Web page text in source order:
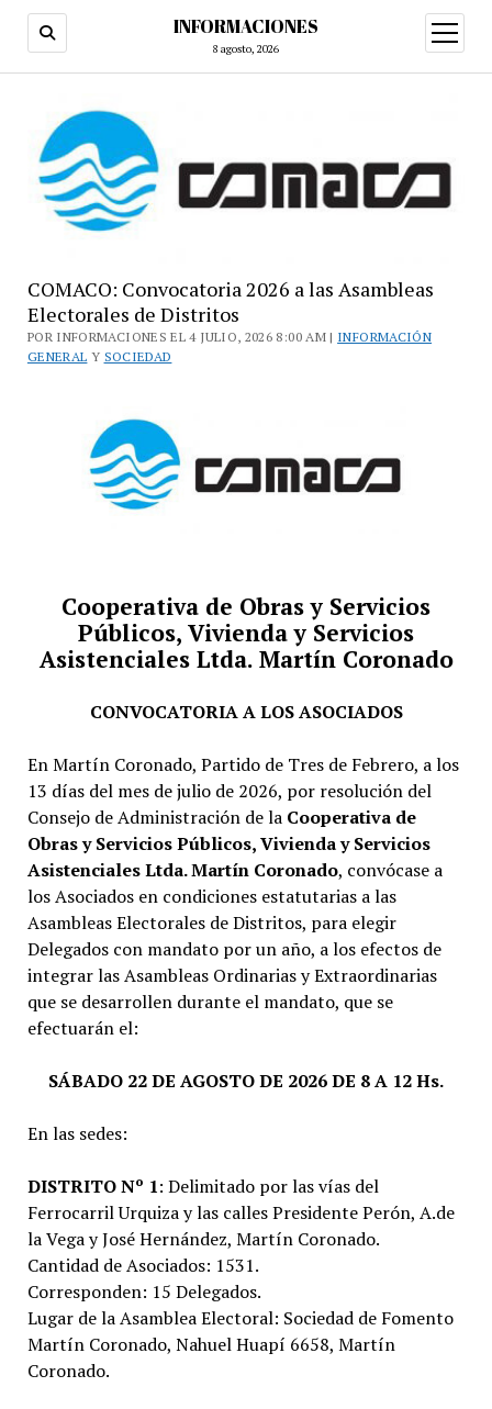
INFORMACIONES
8 agosto, 2026
abrir
menú
COMACO: Convocatoria 2026 a las Asambleas
Electorales de Distritos
POR INFORMACIONES EL 4 JULIO, 2026 8:00 AM | INFORMACIÓN
GENERAL Y SOCIEDAD
Cooperativa de Obras y Servicios
Públicos, Vivienda y Servicios
Asistenciales Ltda. Martín Coronado
CONVOCATORIA A LOS ASOCIADOS
En Martín Coronado, Partido de Tres de Febrero, a los
13 días del mes de julio de 2026, por resolución del
Consejo de Administración de laCooperativa de
Obras y Servicios Públicos, Vivienda y Servicios
Asistenciales Ltda. Martín Coronado, convócase a
los Asociados en condiciones estatutarias a las
Asambleas Electorales de Distritos, para elegir
Delegados con mandato por un año, a los efectos de
integrar las Asambleas Ordinarias y Extraordinarias
que se desarrollen durante el mandato, que se
efectuarán el:
SÁBADO 22 DE AGOSTO DE 2026 DE 8 A 12 Hs.
En las sedes:
DISTRITO Nº 1: Delimitado por las vías del
Ferrocarril Urquiza y las calles Presidente Perón, A.de
la Vega y José Hernández, Martín Coronado.
Cantidad de Asociados: 1531.
Corresponden: 15 Delegados.
Lugar de la Asamblea Electoral: Sociedad de Fomento
Martín Coronado, Nahuel Huapí 6658, Martín
Coronado.